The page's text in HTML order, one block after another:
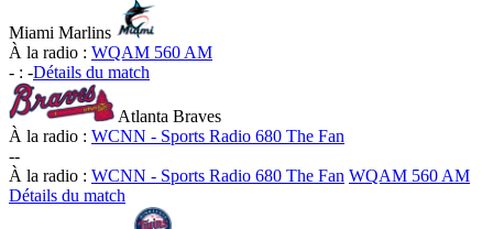
Miami Marlins
À la radio : WQAM 560 AM
- : -Détails du match
Atlanta Braves
À la radio : WCNN - Sports Radio 680 The Fan
--
À la radio : WCNN - Sports Radio 680 The Fan WQAM 560 AM
Détails du match